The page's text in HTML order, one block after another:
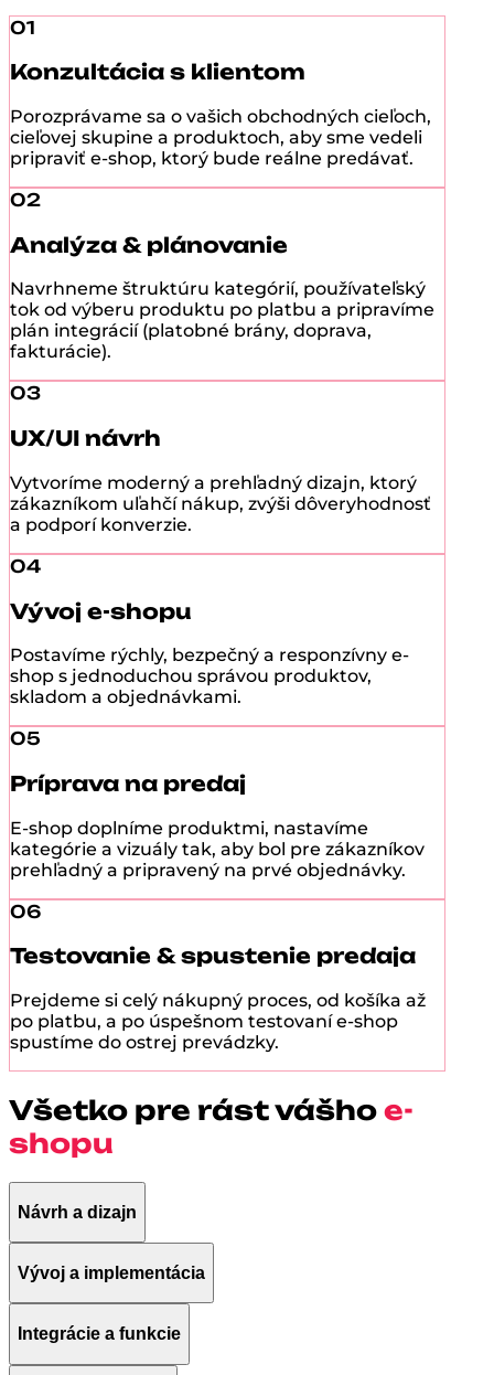
01
Konzultácia s klientom
Porozprávame sa o vašich obchodných cieľoch,
cieľovej skupine a produktoch, aby sme vedeli
pripraviť e-shop, ktorý bude reálne predávať.
02
Analýza & plánovanie
Navrhneme štruktúru kategórií, používateľský
tok od výberu produktu po platbu a pripravíme
plán integrácií (platobné brány, doprava,
fakturácie).
03
UX/UI návrh
Vytvoríme moderný a prehľadný dizajn, ktorý
zákazníkom uľahčí nákup, zvýši dôveryhodnosť
a podporí konverzie.
04
Vývoj e-shopu
Postavíme rýchly, bezpečný a responzívny e-
shop s jednoduchou správou produktov,
skladom a objednávkami.
05
Príprava na predaj
E-shop doplníme produktmi, nastavíme
kategórie a vizuály tak, aby bol pre zákazníkov
prehľadný a pripravený na prvé objednávky.
06
Testovanie & spustenie predaja
Prejdeme si celý nákupný proces, od košíka až
po platbu, a po úspešnom testovaní e-shop
spustíme do ostrej prevádzky.
Všetko pre rást vášho e-
shopu
Návrh a dizajn
Vývoj a implementácia
Integrácie a funkcie